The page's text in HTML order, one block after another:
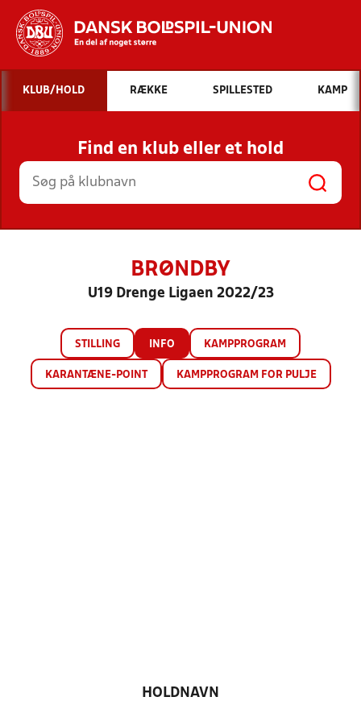
Hvad vil du søge efter?
INDHOLD OG NYHEDER
STILLINGER, RESULTATER, KLUBBER OG
HOLD
KLUB/HOLD RÆKKE SPILLESTED KAMP
Find en klub eller et hold
BRØNDBY
U19 Drenge Ligaen 2022/23
STILLING INFO KAMPPROGRAM
KARANTÆNE-POINT KAMPPROGRAM FOR PULJE
HOLDNAVN